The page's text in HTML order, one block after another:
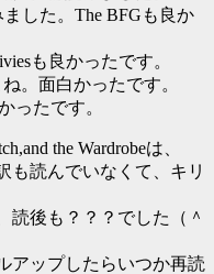
した。The BFGも良か
も良かったです。
。面白かったです。
ったです。
the Wardrobeは、
も読んでいなくて、キリ
読後も？？？でした（＾
アップしたらいつか再読